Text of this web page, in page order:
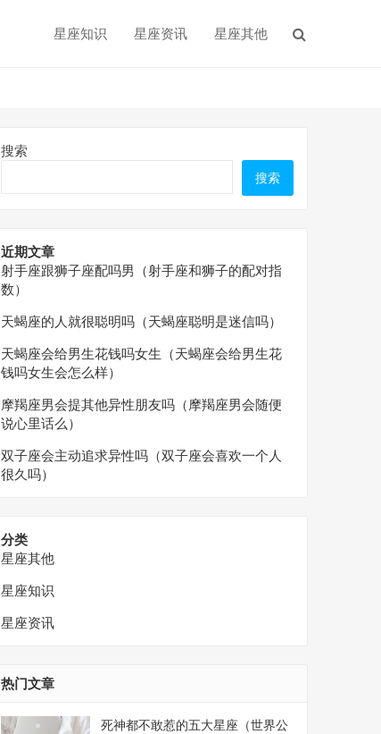
星座知识 星座资讯 星座其他
搜索
搜索
近期文章
射手座跟狮子座配吗男（射手座和狮子的配对指
数）
天蝎座的人就很聪明吗（天蝎座聪明是迷信吗）
天蝎座会给男生花钱吗女生（天蝎座会给男生花
钱吗女生会怎么样）
摩羯座男会提其他异性朋友吗（摩羯座男会随便
说心里话么）
双子座会主动追求异性吗（双子座会喜欢一个人
很久吗）
分类
星座其他
星座知识
星座资讯
热门文章
死神都不敢惹的五大星座（世界公